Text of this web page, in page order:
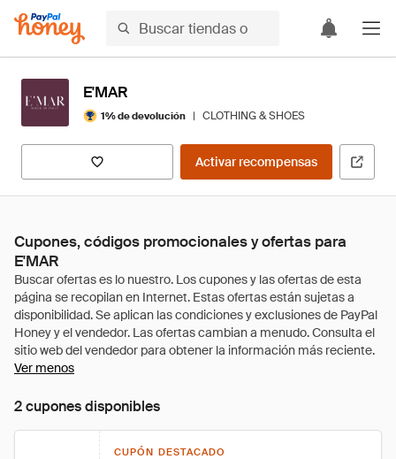
E'MAR
1% de devolución | CLOTHING & SHOES
Activar recompensas
Cupones, códigos promocionales y ofertas para
E'MAR
Ver menos
2 cupones disponibles
CUPÓN DESTACADO